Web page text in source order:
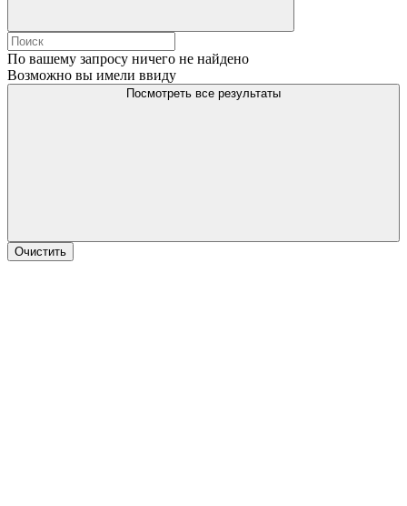
По вашему запросу ничего не найдено
Возможно вы имели ввиду
Посмотреть все результаты
Очистить